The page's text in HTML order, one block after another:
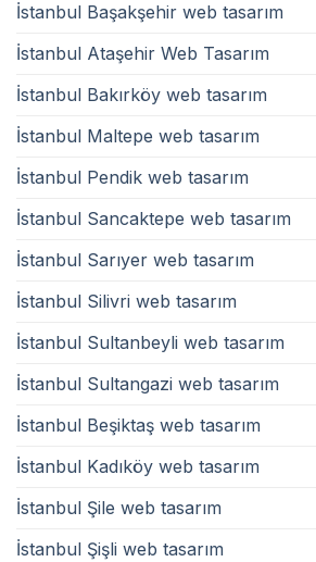
İstanbul Başakşehir web tasarım
İstanbul Ataşehir Web Tasarım
İstanbul Bakırköy web tasarım
İstanbul Maltepe web tasarım
İstanbul Pendik web tasarım
İstanbul Sancaktepe web tasarım
İstanbul Sarıyer web tasarım
İstanbul Silivri web tasarım
İstanbul Sultanbeyli web tasarım
İstanbul Sultangazi web tasarım
İstanbul Beşiktaş web tasarım
İstanbul Kadıköy web tasarım
İstanbul Şile web tasarım
İstanbul Şişli web tasarım